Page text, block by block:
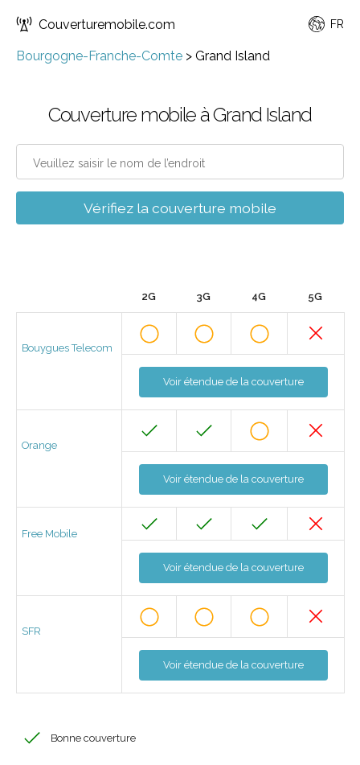
Couverturemobile.com FR
Bourgogne-Franche-Comte > Grand Island
Couverture mobile à Grand Island
Vérifiez la couverture mobile
2G 3G 4G 5G
Bouygues Telecom
Voir étendue de la couverture
Orange
Voir étendue de la couverture
Free Mobile
Voir étendue de la couverture
SFR
Voir étendue de la couverture
Bonne couverture